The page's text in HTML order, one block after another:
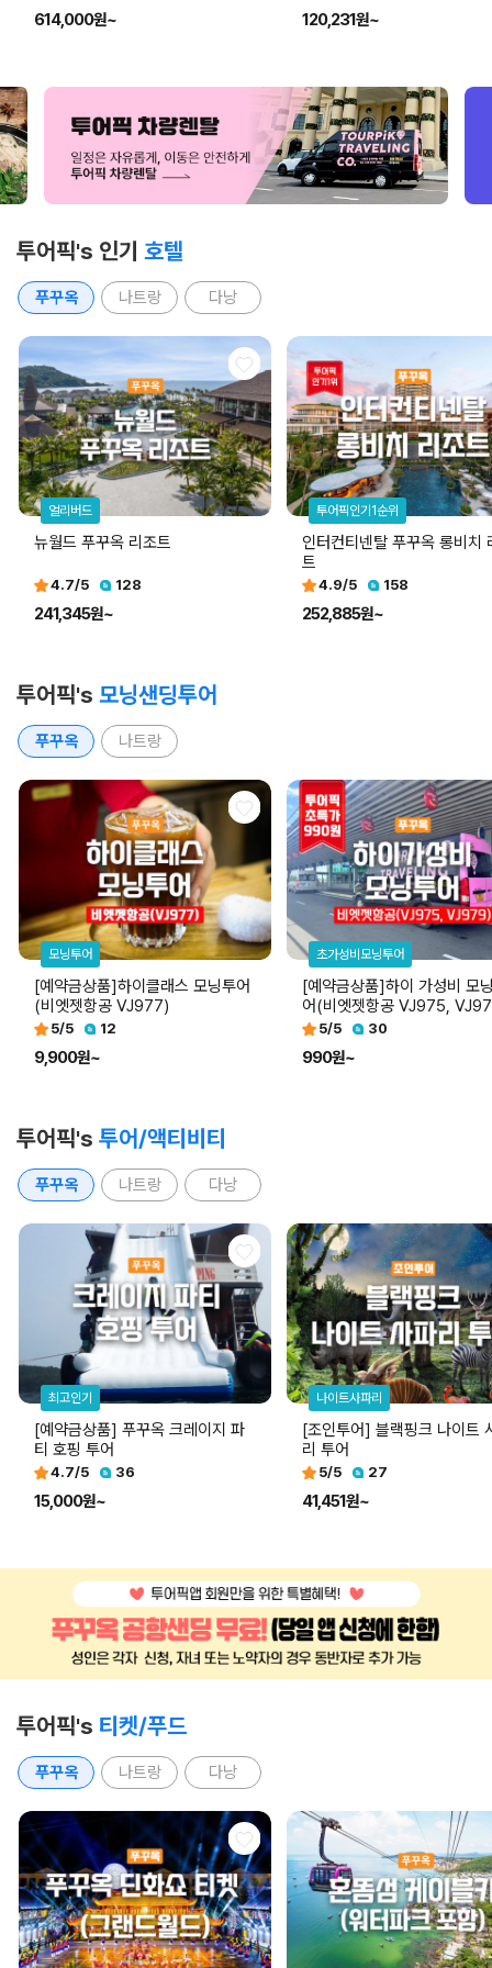
614,000원~ 120,231원~
투어픽's 인기 호텔
푸꾸옥 나트랑 다낭
얼리버드
뉴월드 푸꾸옥 리조트
4.7/5 128
241,345원~
투어픽인기1순위
인터컨티넨탈 푸꾸옥 롱비치
트
4.9/5 158
252,885원~
투어픽's 모닝샌딩투어
푸꾸옥 나트랑
모닝투어
[예약금상품]하이클래스 모닝투어
(비엣젯항공 VJ977)
5/5 12
9,900원~
초가성비모닝투어
[예약금상품]하이 가성비 모
어(비엣젯항공 VJ975,
5/5 30
990원~
투어픽's 투어/액티비티
푸꾸옥 나트랑 다낭
최고인기
[예약금상품] 푸꾸옥 크레이지 파
티 호핑 투어
4.7/5 36
15,000원~
나이트사파리
[조인투어] 블랙핑크 나이트
리 투어
5/5 27
41,451원~
투어픽's 티켓/푸드
푸꾸옥 나트랑 다낭